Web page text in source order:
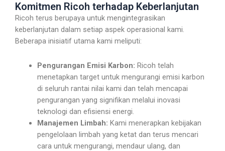
Komitmen Ricoh terhadap Keberlanjutan
Ricoh terus berupaya untuk mengintegrasikan
keberlanjutan dalam setiap aspek operasional kami.
Beberapa inisiatif utama kami meliputi:
Pengurangan Emisi Karbon: Ricoh telah
menetapkan target untuk mengurangi emisi karbon
di seluruh rantai nilai kami dan telah mencapai
pengurangan yang signifikan melalui inovasi
teknologi dan efisiensi energi.
Manajemen Limbah: Kami menerapkan kebijakan
pengelolaan limbah yang ketat dan terus mencari
cara untuk mengurangi, mendaur ulang, dan